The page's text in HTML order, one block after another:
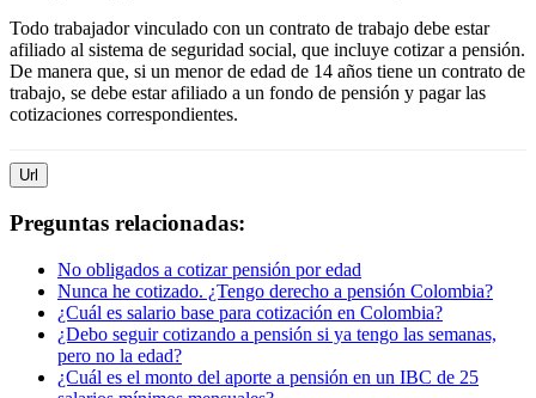
Todo trabajador vinculado con un contrato de trabajo debe estar
afiliado al sistema de seguridad social, que incluye cotizar a pensión.
De manera que, si un menor de edad de 14 años tiene un contrato de
trabajo, se debe estar afiliado a un fondo de pensión y pagar las
cotizaciones correspondientes.
Url
Preguntas relacionadas:
No obligados a cotizar pensión por edad
Nunca he cotizado. ¿Tengo derecho a pensión Colombia?
¿Cuál es salario base para cotización en Colombia?
¿Debo seguir cotizando a pensión si ya tengo las semanas,
pero no la edad?
¿Cuál es el monto del aporte a pensión en un IBC de 25